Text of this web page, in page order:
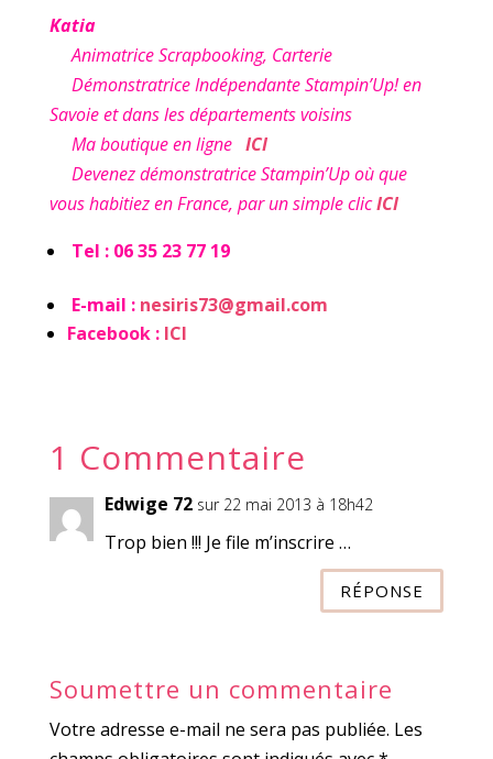
Katia
Animatrice Scrapbooking, Carterie
Démonstratrice Indépendante Stampin’Up! en
Savoie et dans les départements voisins
Ma boutique en ligne ICI
Devenez démonstratrice Stampin’Up où que
vous habitiez en France, par un simple clicICI
Tel : 06 35 23 77 19
E-mail : nesiris73@gmail.com
Facebook :ICI
1 Commentaire
Edwige 72 sur 22 mai 2013 à 18h42
Trop bien !!! Je file m’inscrire …
RÉPONSE
Soumettre un commentaire
Votre adresse e-mail ne sera pas publiée. Les